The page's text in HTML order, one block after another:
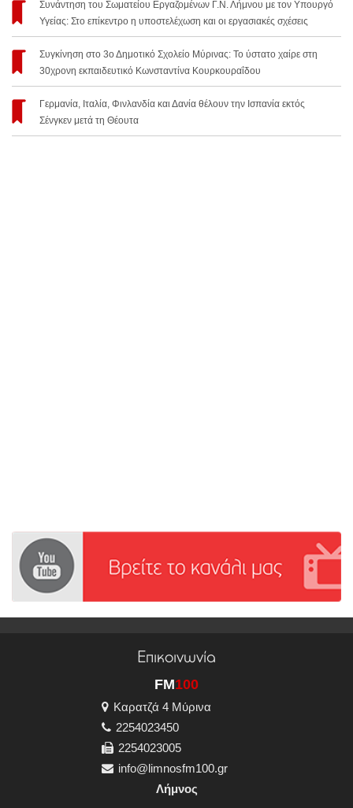
Συνάντηση του Σωματείου Εργαζομένων Γ.Ν. Λήμνου με τον Υπουργό
Υγείας: Στο επίκεντρο η υποστελέχωση και οι εργασιακές σχέσεις
Συγκίνηση στο 3ο Δημοτικό Σχολείο Μύρινας: Το ύστατο χαίρε στη
30χρονη εκπαιδευτικό Κωνσταντίνα Κουρκουραΐδου
Γερμανία, Ιταλία, Φινλανδία και Δανία θέλουν την Ισπανία εκτός
Σένγκεν μετά τη Θέουτα
Επικοινωνία
FM100
Καρατζά 4 Μύρινα
2254023450
2254023005
info@limnosfm100.gr
Λήμνος